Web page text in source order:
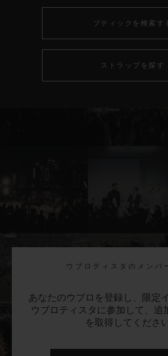
ブティックを検索す
ストラップを探す
ウブロティスタのメンバ
あなたのウブロを登録し、限定
ウブロティスタに参加して、追
を取得してください